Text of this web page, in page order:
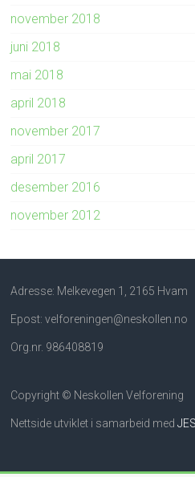
november 2018
juni 2018
mai 2018
april 2018
november 2017
april 2017
desember 2016
november 2012
Adresse: Melkevegen 1, 2165 Hvam
Epost: velforeningen@neskollen.no
Org.nr. 986408819
Copyright © Neskollen Velforening
Nettside utviklet i samarbeid med